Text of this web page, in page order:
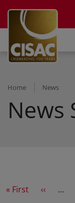
Home News
News
First page
« First ‹‹ …